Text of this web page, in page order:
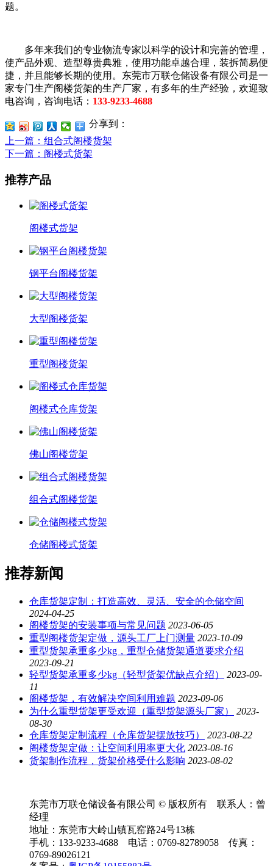
题。
多年来我们的专业物流专家以科学的设计和完善的管理，
使产品外观、造型尊贵典雅，使用功能卓越合理，装拆简易便
捷，并且能够长期的使用。东莞市万联仓储设备有限公司是一
家专门生产阁楼货架的生产厂家，有多年的生产经验，欢迎致
电咨询，咨询电话： 133-9233-4688
分享到：
上一篇 ：组合式阁楼货架
下一篇 ：阁楼式货架
推荐产品
阁楼式货架
钢平台阁楼货架
大型阁楼货架
重型阁楼货架
阁楼式仓库货架
佛山阁楼货架
组合式阁楼货架
仓储阁楼式货架
推荐新闻
仓库货架定制：打造高效、灵活、安全的仓储空间
2024-04-25
阁楼货架的安装事项与常见问题 2023-06-05
重型阁楼货架定做，源头工厂上门测量 2023-10-09
重型货架承重多少kg，重型仓储货架通道要求介绍
2023-09-21
轻型货架承重多少kg（轻型货架优缺点介绍）
2023-09-
11
阁楼货架，有效解决空间利用难题 2023-09-06
为什么重型货架更受欢迎（重型货架源头厂家）
2023-
08-30
仓库货架定制流程（仓库货架摆放技巧）
2023-08-22
阁楼货架定做：让空间利用率更大化 2023-08-16
货架制作流程，货架价格受什么影响 2023-08-02
东莞市万联仓储设备有限公司 © 版权所有 联系人：曾
经理
地址：东莞市大岭山镇瓦窑路24号13栋
手机：133-9233-4688 电话：0769-82789058 传真：
0769-89026121